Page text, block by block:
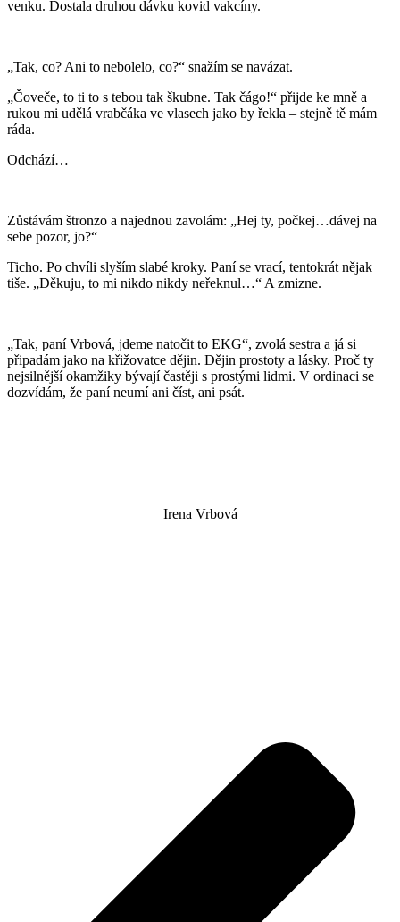
venku. Dostala druhou dávku kovid vakcíny.
„Tak, co? Ani to nebolelo, co?“ snažím se navázat.
„Čoveče, to ti to s tebou tak škubne. Tak čágo!“ přijde ke mně a
rukou mi udělá vrabčáka ve vlasech jako by řekla – stejně tě mám
ráda.
Odchází…
Zůstávám štronzo a najednou zavolám: „Hej ty, počkej…dávej na
sebe pozor, jo?“
Ticho. Po chvíli slyším slabé kroky. Paní se vrací, tentokrát nějak
tiše. „Děkuju, to mi nikdo nikdy neřeknul…“ A zmizne.
„Tak, paní Vrbová, jdeme natočit to EKG“, zvolá sestra a já si
připadám jako na křižovatce dějin. Dějin prostoty a lásky. Proč ty
nejsilnější okamžiky bývají častěji s prostými lidmi. V ordinaci se
dozvídám, že paní neumí ani číst, ani psát.
Irena Vrbová